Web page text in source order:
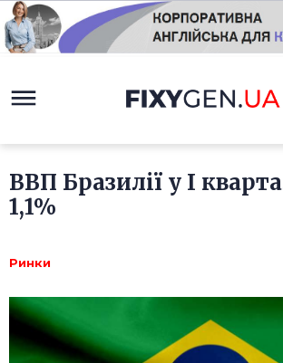
ВВП Бразилії у I
1,1%
Ринки